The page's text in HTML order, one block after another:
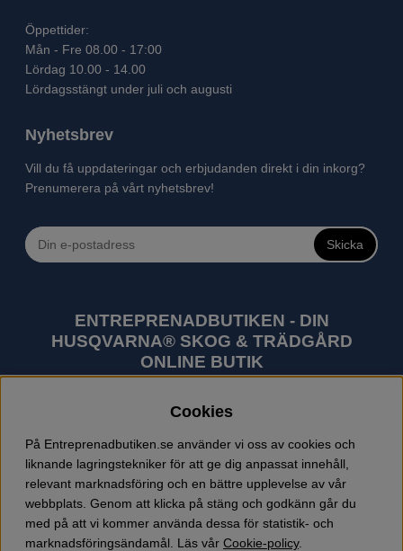
Öppettider:
Mån - Fre 08.00 - 17:00
Lördag 10.00 - 14.00
Lördagsstängt under juli och augusti
Nyhetsbrev
Vill du få uppdateringar och erbjudanden direkt i din inkorg?
Prenumerera på vårt nyhetsbrev!
Skicka
ENTREPRENADBUTIKEN - DIN
HUSQVARNA® SKOG & TRÄDGÅRD
ONLINE BUTIK
utomhusprodukter som skogsmaskiner och
trädgårdsmaskiner. I sortimentet finns bl.a. robotgräsklippare,
motorsågar, röjsågar, trimmers, riders, åkgräsklippare,
trädgårdstraktorer, gräsklippare, häcksaxar, lövblåsar,
jordfräsar, snöslungor, skyddskläder och arbetskläder.
Entreprenadbutiken har snabba leveranser av Husqvarna
produkter.
Cookies
På Entreprenadbutiken.se använder vi oss av cookies och
liknande lagringstekniker för att ge dig anpassat innehåll,
relevant marknadsföring och en bättre upplevelse av vår
webbplats. Genom att klicka på stäng och godkänn går du
med på att vi kommer använda dessa för statistik- och
marknadsföringsändamål. Läs vår Cookie-policy.